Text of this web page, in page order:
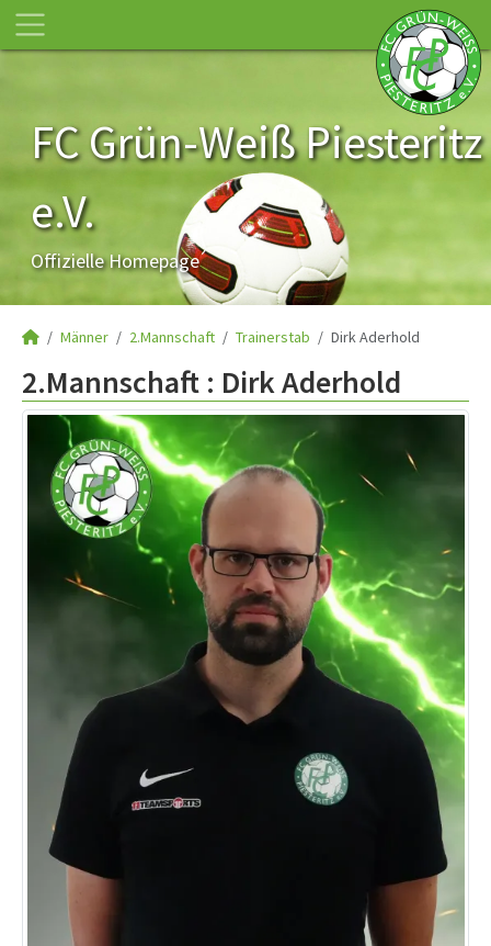
FC Grün-Weiß Piesteritz
e.V.
Offizielle Homepage
Männer 2.Mannschaft Trainerstab Dirk Aderhold
2.Mannschaft : Dirk Aderhold